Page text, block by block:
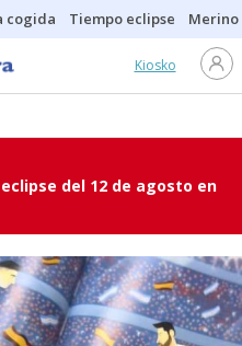
cogida Tiempo eclipse
Kiosko
del 12 de agosto en